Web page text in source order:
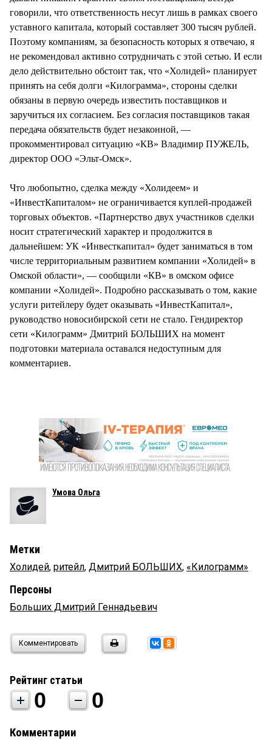
говорили, что ответственность несут лишь в рамках своего
уставного капитала, который составляет 300 тысяч рублей.
Поэтому компаниям, за безопасность которых я отвечаю, я
не рекомендовал активно сотрудничать с этой сетью. И если
дело действительно обстоит так, что «Холидей» планирует
принять на себя долги «Килограмма», стороны сделки
обязаны в первую очередь известить поставщиков и
заручиться их согласием. Без согласия поставщиков такая
передача обязательств будет незаконной, —
прокомментировал ситуацию «КВ» Владимир ПУЖЕЛЬ,
директор ООО «Эльт-Омск».
Что любопытно, сделка между «Холидеем» и
«ИнвестКапиталом» не ограничивается куплей-продажей
торговых объектов. «Партнерство двух участников сделки
носит стратегический характер и продолжится в
дальнейшем: УК «Инвесткапитал» будет заниматься в том
числе территориальным развитием компании «Холидей» в
Омской области», — сообщили «КВ» в омском офисе
компании «Холидей». Подробно рассказывать о том, какие
услуги ритейлеру будет оказывать «ИнвестКапитал»,
руководство новосибирской сети не стало. Гендиректор
сети «Килограмм» Дмитрий БОЛЬШИХ на момент
подготовки материала оставался недоступным для
комментариев.
Умова Ольга
Метки
Холидей, ритейл, Дмитрий БОЛЬШИХ, «Килограмм»
Персоны
Больших Дмитрий Геннадьевич
Комментировать
Рейтинг статьи
0 0
Комментарии